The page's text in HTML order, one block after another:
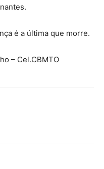
é a última que morre.
– Cel.CBMTO